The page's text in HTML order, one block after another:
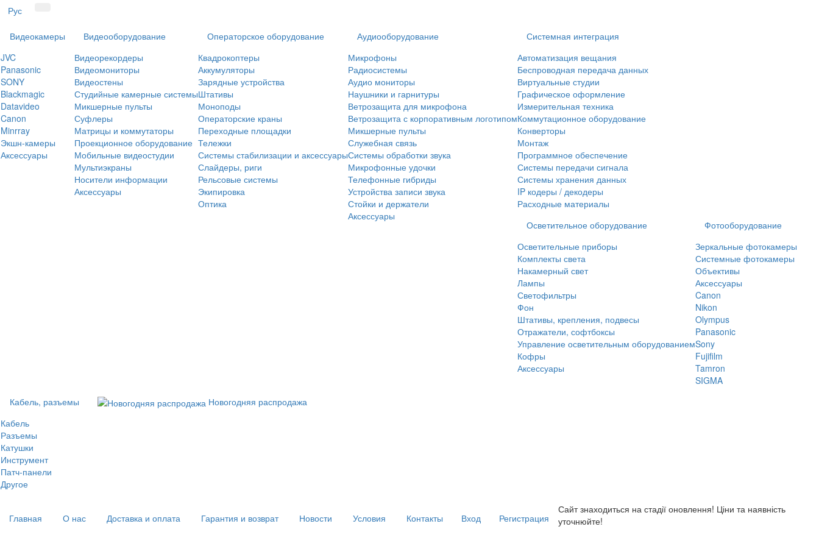
Видеокамеры
JVC
Panasonic
SONY
Blackmagic
Datavideo
Canon
Minrray
Экшн-камеры
Аксессуары
Видеооборудование
Видеорекордеры
Видеомониторы
Видеостены
Студийные камерные системы
Микшерные пульты
Суфлеры
Матрицы и коммутаторы
Проекционное оборудование
Мобильные видеостудии
Мультиэкраны
Носители информации
Аксессуары
Операторское оборудование
Квадрокоптеры
Аккумуляторы
Зарядные устройства
Штативы
Моноподы
Операторские краны
Переходные площадки
Тележки
Системы стабилизации и аксессуары
Слайдеры, риги
Рельсовые системы
Экипировка
Оптика
Аудиооборудование
Микрофоны
Радиосистемы
Аудио мониторы
Наушники и гарнитуры
Ветрозащита для микрофона
Ветрозащита с корпоративным логотипом
Микшерные пульты
Служебная связь
Системы обработки звука
Микрофонные удочки
Телефонные гибриды
Устройства записи звука
Стойки и держатели
Аксессуары
Системная интеграция
Автоматизация вещания
Беспроводная передача данных
Виртуальные студии
Графическое оформление
Измерительная техника
Коммутационное оборудование
Конверторы
Монтаж
Программное обеспечение
Системы передачи сигнала
Системы хранения данных
IP кодеры / декодеры
Расходные материалы
Осветительное оборудование
Осветительные приборы
Комплекты света
Накамерный свет
Лампы
Светофильтры
Фон
Штативы, крепления, подвесы
Отражатели, софтбоксы
Управление осветительным оборудованием
Кофры
Аксессуары
Фотооборудование
Зеркальные фотокамеры
Системные фотокамеры
Объективы
Аксессуары
Canon
Nikon
Olympus
Panasonic
Sony
Fujifilm
Tamron
SIGMA
Кабель, разъемы
Кабель
Разъемы
Катушки
Инструмент
Патч-панели
Другое
Новогодняя распродажа
Главная О нас Доставка и оплата Гарантия и возврат Новости Условия Контакты Вход Регистрация
Сайт знаходиться на стадії оновлення! Ціни та наявність
уточнюйте!